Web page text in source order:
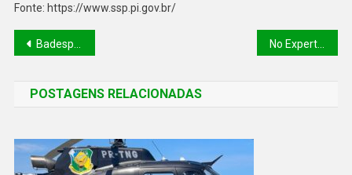
Fonte: https://www.ssp.pi.gov.br/
Badespi realiza primeiro encontro de agentes de crédito do Piauí para fortalecer empreendedorismo urbano
POSTAGENS RELACIONADAS